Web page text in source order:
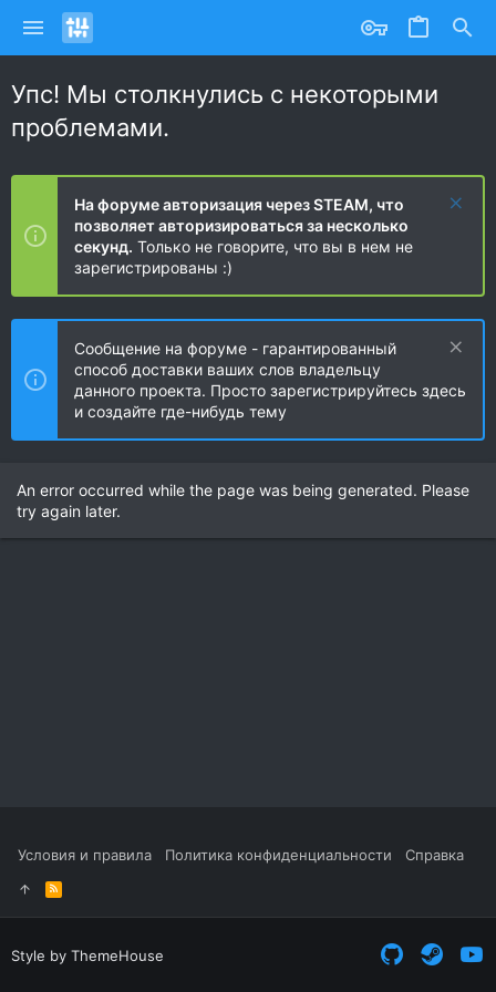
Упс! Мы столкнулись с некоторыми
проблемами.
На форуме авторизация через STEAM, что
позволяет авторизироваться за несколько
секунд. Только не говорите, что вы в нем не
зарегистрированы :)
Сообщение на форуме - гарантированный
способ доставки ваших слов владельцу
данного проекта. Просто зарегистрируйтесь здесь
и создайте где-нибудь тему
An error occurred while the page was being generated. Please
try again later.
Условия и правила Политика конфиденциальности Справка
R
S
S
Style by ThemeHouse